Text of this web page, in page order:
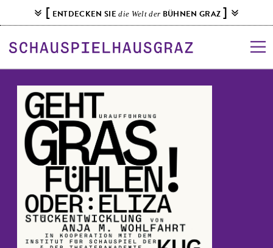
k
p
t
o
o
n
t
e
n
t
[ ENTDECKEN SIEdie Welt der BÜHNEN GRAZ ]